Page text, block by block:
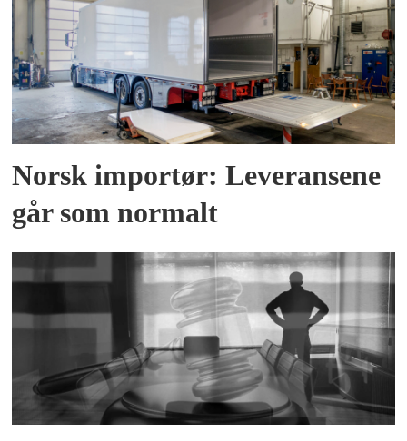
Norsk importør: Leveransene
går som normalt